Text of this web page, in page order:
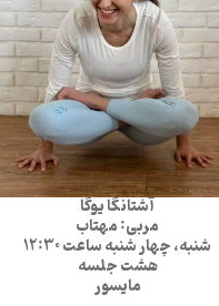
آشتانگا یوگا
مربی: مهتاب
شنبه، چهار شنبه ساعت 12:30
هشت جلسه
مایسور